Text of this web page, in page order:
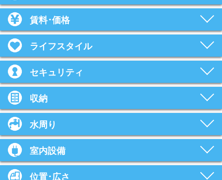
賃料･価格
ライフスタイル
セキュリティ
収納
水周り
室内設備
位置･広さ